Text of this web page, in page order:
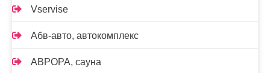
Vservise
Абв-авто, автокомплекс
АВРОРА, сауна